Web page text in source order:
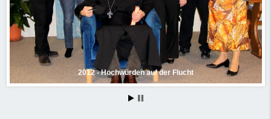
2012 - Hochwürden auf der Flucht